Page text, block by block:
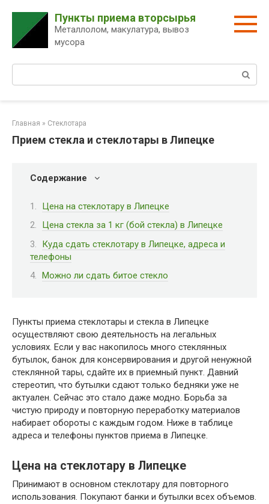
контенту
Пункты приема вторсырья
Металлолом, макулатура, вывоз
мусора
Главная » Стеклотара
Прием стекла и стеклотары в Липецке
Содержание
Цена на стеклотару в Липецке
Цена стекла за 1 кг (бой стекла) в Липецке
Куда сдать стеклотару в Липецке, адреса и
телефоны
Можно ли сдать битое стекло
Пункты приема стеклотары и стекла в Липецке
осуществляют свою деятельность на легальных
условиях. Если у вас накопилось много стеклянных
бутылок, банок для консервирования и другой ненужной
стеклянной тары, сдайте их в приемный пункт. Давний
стереотип, что бутылки сдают только бедняки уже не
актуален. Сейчас это стало даже модно. Борьба за
чистую природу и повторную переработку материалов
набирает обороты с каждым годом. Ниже в таблице
адреса и телефоны пунктов приема в Липецке.
Цена на стеклотару в Липецке
Принимают в основном стеклотару для повторного
использования. Покупают банки и бутылки всех объемов.